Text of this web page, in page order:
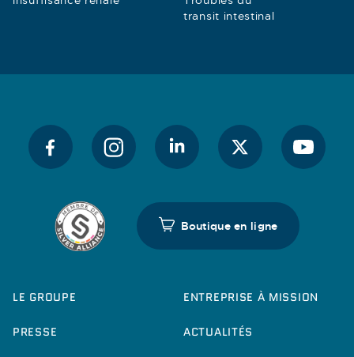
transit intestinal
Boutique en ligne
LE GROUPE ENTREPRISE À MISSION
PRESSE ACTUALITÉS